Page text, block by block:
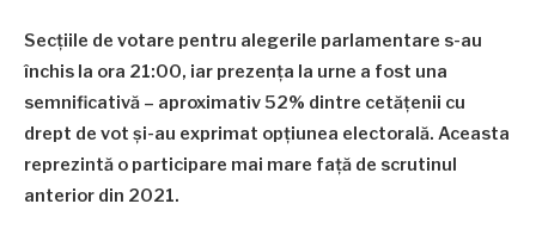
Secțiile de votare pentru alegerile parlamentare s-au
închis la ora 21:00, iar prezența la urne a fost una
semnificativă – aproximativ 52% dintre cetățenii cu
drept de vot și-au exprimat opțiunea electorală. Aceasta
reprezintă o participare mai mare față de scrutinul
anterior din 2021.